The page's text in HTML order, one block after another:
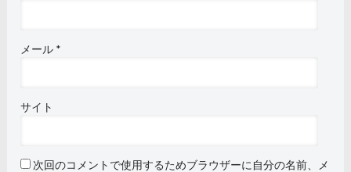
メール *
サイト
次回のコメントで使用するためブラウザーに自分の名前、メ